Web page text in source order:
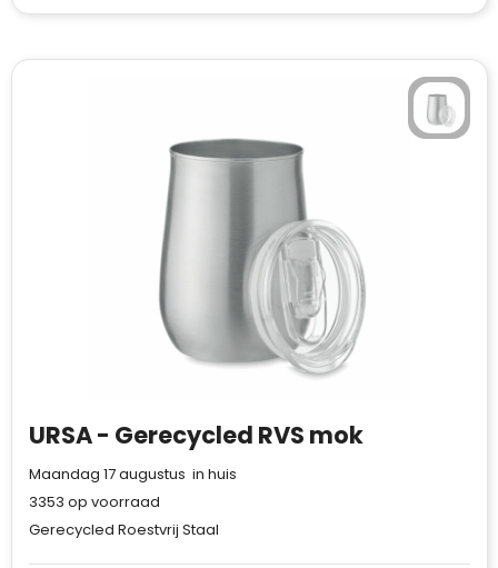
URSA - Gerecycled RVS mok
Maandag 17 augustus in huis
3353 op voorraad
Gerecycled Roestvrij Staal